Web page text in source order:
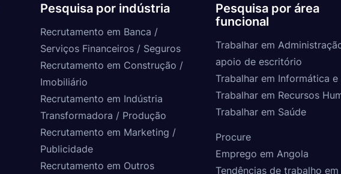
Pesquisa por indústria
Recrutamento em Banca /
Serviços Financeiros / Seguros
Recrutamento em Construção /
Imobiliário
Recrutamento em Indústria
Transformadora / Produção
Recrutamento em Marketing /
Publicidade
Recrutamento em Outros
Pesquisa por área
funcional
Trabalhar em
apoio de escritório
Trabalhar em Informática e
Trabalhar em Recursos
Trabalhar em Saúde
Procure
Emprego em Angola
Tendências de trabalho em